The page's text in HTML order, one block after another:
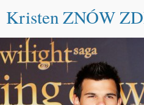
Kristen ZNÓW